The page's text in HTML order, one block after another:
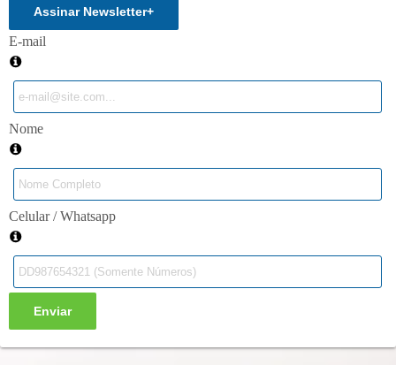
Assinar Newsletter+
E-mail
Nome
Celular / Whatsapp
Enviar